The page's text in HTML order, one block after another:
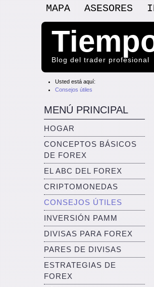
MAPA ASESORES
Blog del trader profesional
Usted está aquí:
Consejos útiles
MENÚ PRINCIPAL
HOGAR
CONCEPTOS BÁSICOS
DE FOREX
EL ABC DEL FOREX
CRIPTOMONEDAS
CONSEJOS ÚTILES
INVERSIÓN PAMM
DIVISAS PARA FOREX
PARES DE DIVISAS
ESTRATEGIAS DE
FOREX